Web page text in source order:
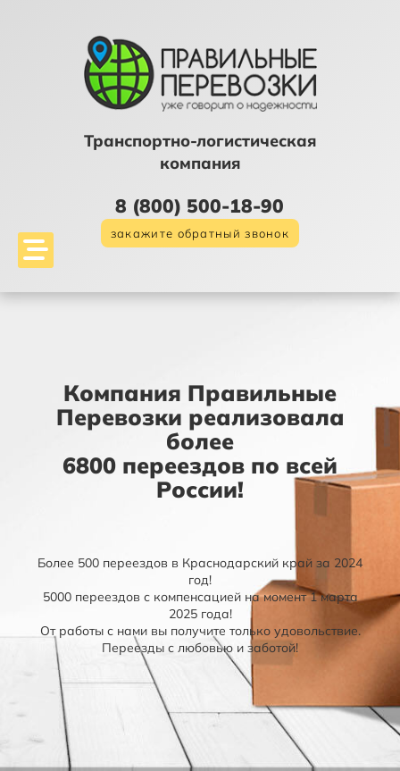
Транспортно-логистическая
компания
8 (800) 500-18-90
закажите обратный звонок
Компания Правильные
Перевозки реализовала
более
6800 переездов по всей
России!
Более 500 переездов в Краснодарский край за 2024
год!
5000 переездов с компенсацией на момент 1 марта
2025 года!
От работы с нами вы получите только удовольствие.
Переезды с любовью и заботой!